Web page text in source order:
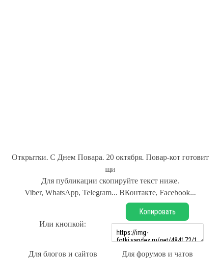
Открытки. С Днем Повара. 20 октября. Повар-кот готовит
щи
Для публикации скопируйте текст ниже.
Viber, WhatsApp, Telegram... ВКонтакте, Facebook...
Или кнопкой:
Копировать
Для блогов и сайтов Для форумов и чатов